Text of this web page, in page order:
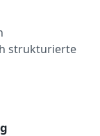
strukturierte